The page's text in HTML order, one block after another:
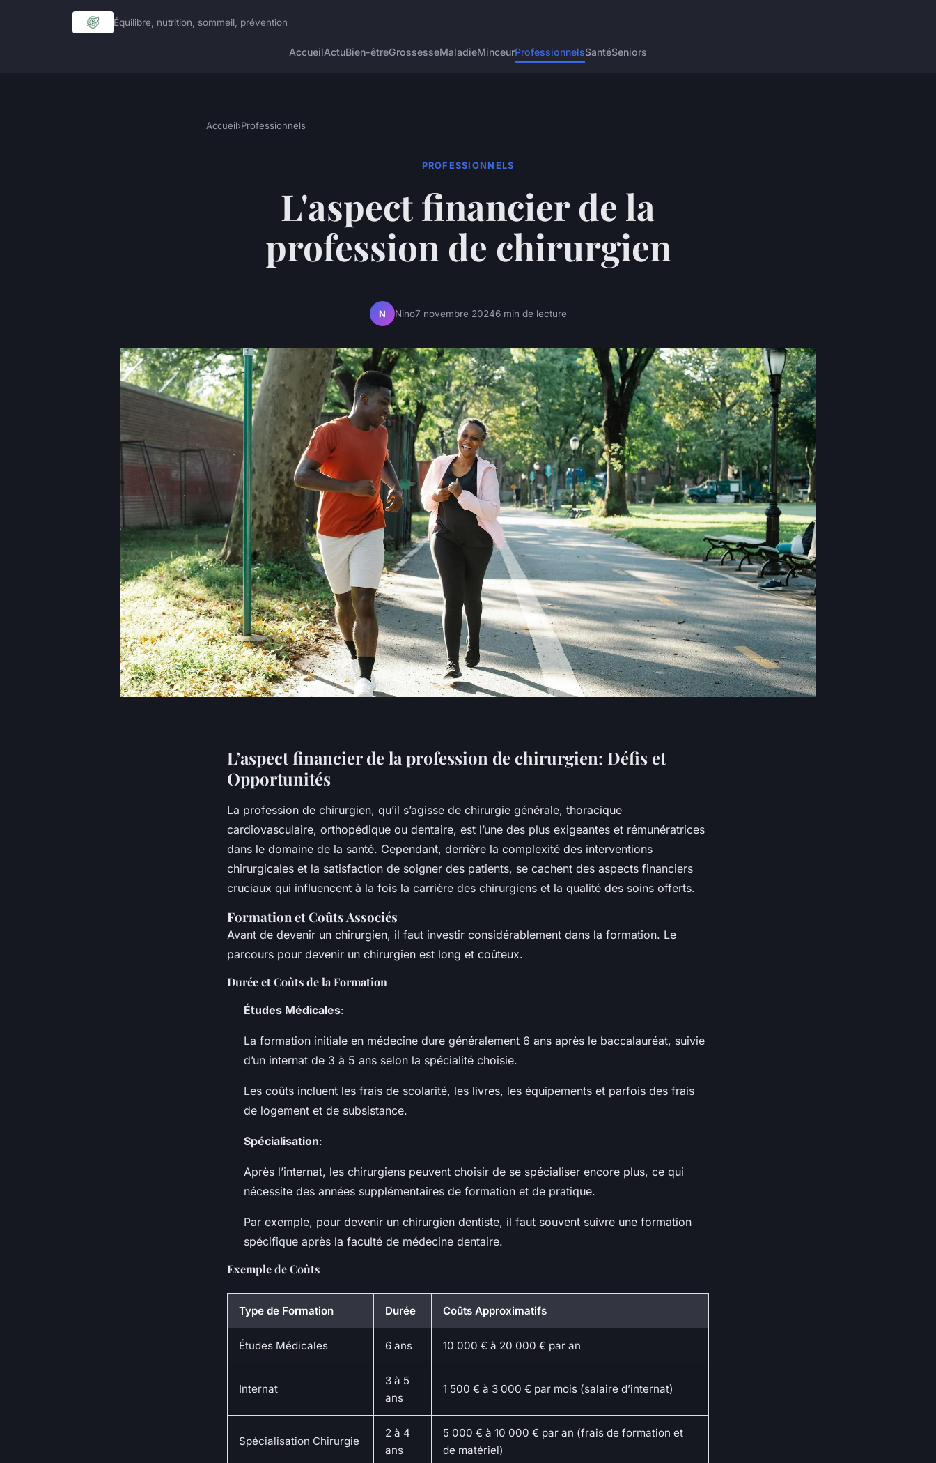
Équilibre, nutrition, sommeil, prévention
AccueilActuBien-êtreGrossesseMaladieMinceurProfessionnelsSantéSeniors
Accueil›Professionnels
PROFESSIONNELS
L'aspect financier de la
profession de chirurgien
N Nino7 novembre 20246 min de lecture
L’aspect financier de la profession de chirurgien: Défis et
Opportunités
La profession de chirurgien, qu’il s’agisse de chirurgie générale, thoracique
cardiovasculaire, orthopédique ou dentaire, est l’une des plus exigeantes et rémunératrices
dans le domaine de la santé. Cependant, derrière la complexité des interventions
chirurgicales et la satisfaction de soigner des patients, se cachent des aspects financiers
cruciaux qui influencent à la fois la carrière des chirurgiens et la qualité des soins offerts.
Formation et Coûts Associés
Avant de devenir un chirurgien, il faut investir considérablement dans la formation. Le
parcours pour devenir un chirurgien est long et coûteux.
Durée et Coûts de la Formation
Études Médicales:
La formation initiale en médecine dure généralement 6 ans après le baccalauréat, suivie
d’un internat de 3 à 5 ans selon la spécialité choisie.
Les coûts incluent les frais de scolarité, les livres, les équipements et parfois des frais
de logement et de subsistance.
Spécialisation:
Après l’internat, les chirurgiens peuvent choisir de se spécialiser encore plus, ce qui
nécessite des années supplémentaires de formation et de pratique.
Par exemple, pour devenir un chirurgien dentiste, il faut souvent suivre une formation
spécifique après la faculté de médecine dentaire.
Exemple de Coûts
Type de Formation Durée Coûts Approximatifs
Études Médicales 6 ans 10 000 € à 20 000 € par an
Internat
3 à 5
ans
1 500 € à 3 000 € par mois (salaire d’internat)
Spécialisation Chirurgie
2 à 4
ans
5 000 € à 10 000 € par an (frais de formation et
de matériel)